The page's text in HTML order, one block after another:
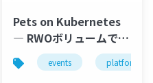
azure microsoft
Pets on Kubernetes
― RWOボリュームで
「飼う」ステートフル
アプリ設計の現実解
events platform-